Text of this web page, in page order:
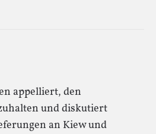
appelliert, den
und diskutiert
an Kiew und